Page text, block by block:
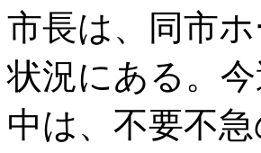
市長は、同市
状況にある。
中は、不要不